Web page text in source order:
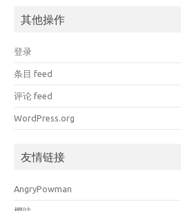
其他操作
登录
条目 feed
评论 feed
WordPress.org
友情链接
AngryPowman